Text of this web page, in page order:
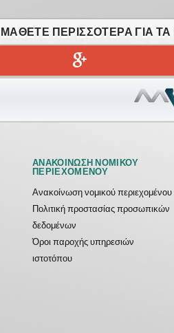
ΠΕΡΙΣΣΌΤΕΡΑ ΓΙΑ
ΑΝΑΚΟΊΝΩΣΗ ΝΟΜΙΚΟΎ
ΠΕΡΙΕΧΟΜΈΝΟΥ
Ανακοίνωση νομικού περιεχομένου
Πολιτική προστασίας προσωπικών
δεδομένων
Όροι παροχής υπηρεσιών
ιστοτόπου